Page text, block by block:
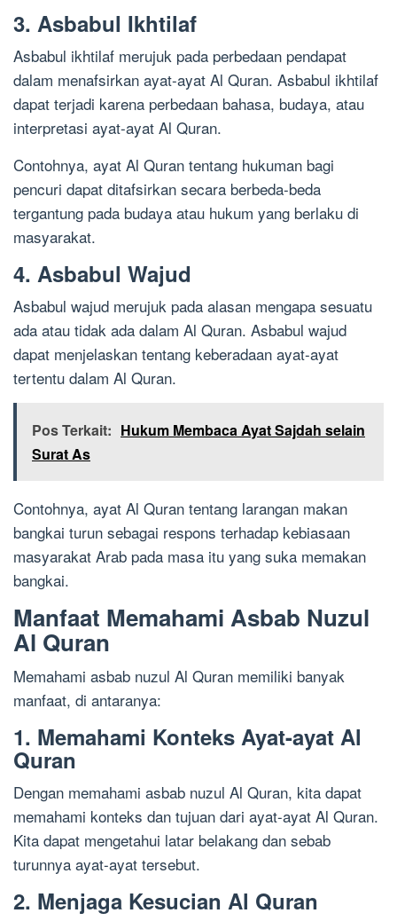
3. Asbabul Ikhtilaf
Asbabul ikhtilaf merujuk pada perbedaan pendapat
dalam menafsirkan ayat-ayat Al Quran. Asbabul ikhtilaf
dapat terjadi karena perbedaan bahasa, budaya, atau
interpretasi ayat-ayat Al Quran.
Contohnya, ayat Al Quran tentang hukuman bagi
pencuri dapat ditafsirkan secara berbeda-beda
tergantung pada budaya atau hukum yang berlaku di
masyarakat.
4. Asbabul Wajud
Asbabul wajud merujuk pada alasan mengapa sesuatu
ada atau tidak ada dalam Al Quran. Asbabul wajud
dapat menjelaskan tentang keberadaan ayat-ayat
tertentu dalam Al Quran.
Pos Terkait: Hukum Membaca Ayat Sajdah selain
Surat As
Contohnya, ayat Al Quran tentang larangan makan
bangkai turun sebagai respons terhadap kebiasaan
masyarakat Arab pada masa itu yang suka memakan
bangkai.
Manfaat Memahami Asbab Nuzul
Al Quran
Memahami asbab nuzul Al Quran memiliki banyak
manfaat, di antaranya:
1. Memahami Konteks Ayat-ayat Al
Quran
Dengan memahami asbab nuzul Al Quran, kita dapat
memahami konteks dan tujuan dari ayat-ayat Al Quran.
Kita dapat mengetahui latar belakang dan sebab
turunnya ayat-ayat tersebut.
2. Menjaga Kesucian Al Quran